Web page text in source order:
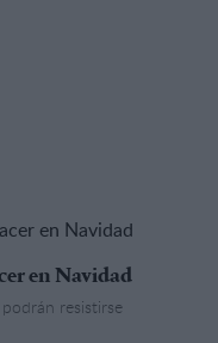
en Navidad
resistirse